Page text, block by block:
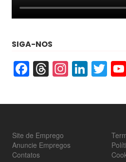
SIGA-NOS
Facebook
Threads
Site de Emprego
Anuncie Empregos
Contatos